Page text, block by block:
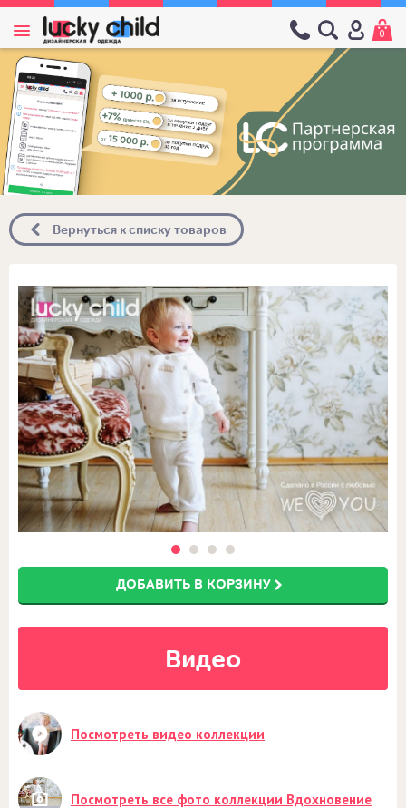
0
Вернуться к списку товаров
ДОБАВИТЬ В КОРЗИНУ
Видео
Посмотреть видео коллекции
Посмотреть все фото коллекции Вдохновение